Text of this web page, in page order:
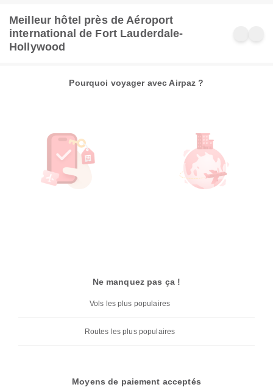
Meilleur hôtel près de Aéroport
international de Fort Lauderdale-
Hollywood
Pourquoi voyager avec Airpaz ?
Ne manquez pas ça !
Vols les plus populaires
Routes les plus populaires
Moyens de paiement acceptés